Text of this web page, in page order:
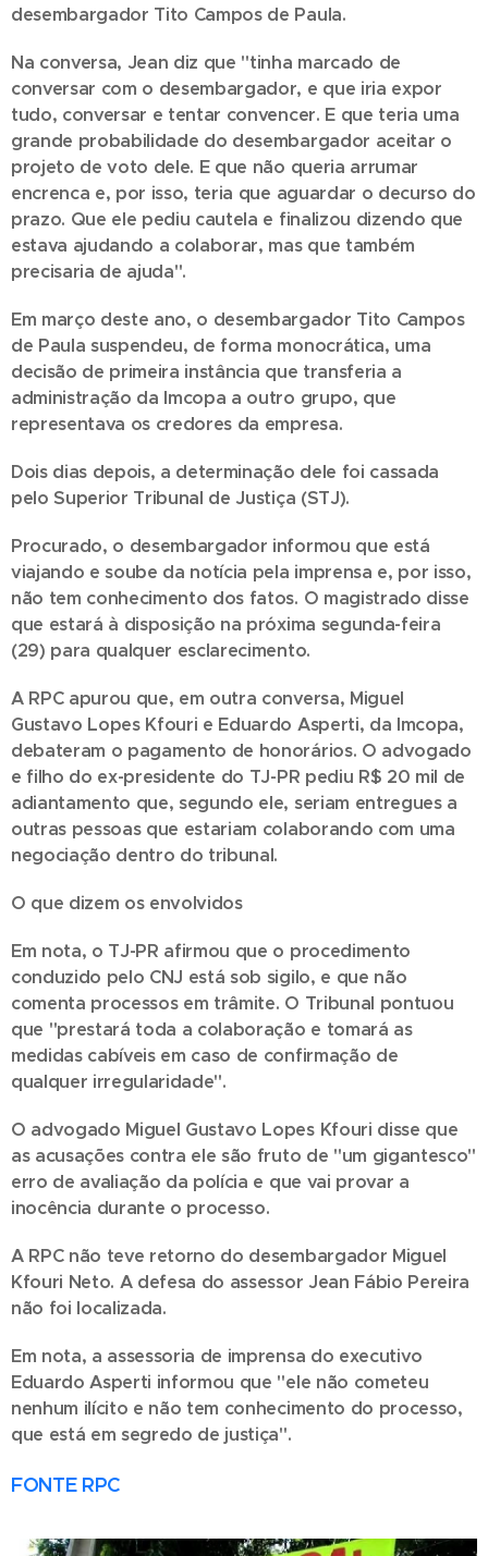
desembargador Tito Campos de Paula.
Na conversa, Jean diz que "tinha marcado de
conversar com o desembargador, e que iria expor
tudo, conversar e tentar convencer. E que teria uma
grande probabilidade do desembargador aceitar o
projeto de voto dele. E que não queria arrumar
encrenca e, por isso, teria que aguardar o decurso do
prazo. Que ele pediu cautela e finalizou dizendo que
estava ajudando a colaborar, mas que também
precisaria de ajuda".
Em março deste ano, o desembargador Tito Campos
de Paula suspendeu, de forma monocrática, uma
decisão de primeira instância que transferia a
administração da Imcopa a outro grupo, que
representava os credores da empresa.
Dois dias depois, a determinação dele foi cassada
pelo Superior Tribunal de Justiça (STJ).
Procurado, o desembargador informou que está
viajando e soube da notícia pela imprensa e, por isso,
não tem conhecimento dos fatos. O magistrado disse
que estará à disposição na próxima segunda-feira
(29) para qualquer esclarecimento.
A RPC apurou que, em outra conversa, Miguel
Gustavo Lopes Kfouri e Eduardo Asperti, da Imcopa,
debateram o pagamento de honorários. O advogado
e filho do ex-presidente do TJ-PR pediu R$ 20 mil de
adiantamento que, segundo ele, seriam entregues a
outras pessoas que estariam colaborando com uma
negociação dentro do tribunal.
O que dizem os envolvidos
Em nota, o TJ-PR afirmou que o procedimento
conduzido pelo CNJ está sob sigilo, e que não
comenta processos em trâmite. O Tribunal pontuou
que "prestará toda a colaboração e tomará as
medidas cabíveis em caso de confirmação de
qualquer irregularidade".
O advogado Miguel Gustavo Lopes Kfouri disse que
as acusações contra ele são fruto de "um gigantesco"
erro de avaliação da polícia e que vai provar a
inocência durante o processo.
A RPC não teve retorno do desembargador Miguel
Kfouri Neto. A defesa do assessor Jean Fábio Pereira
não foi localizada.
Em nota, a assessoria de imprensa do executivo
Eduardo Asperti informou que "ele não cometeu
nenhum ilícito e não tem conhecimento do processo,
que está em segredo de justiça".
FONTE RPC